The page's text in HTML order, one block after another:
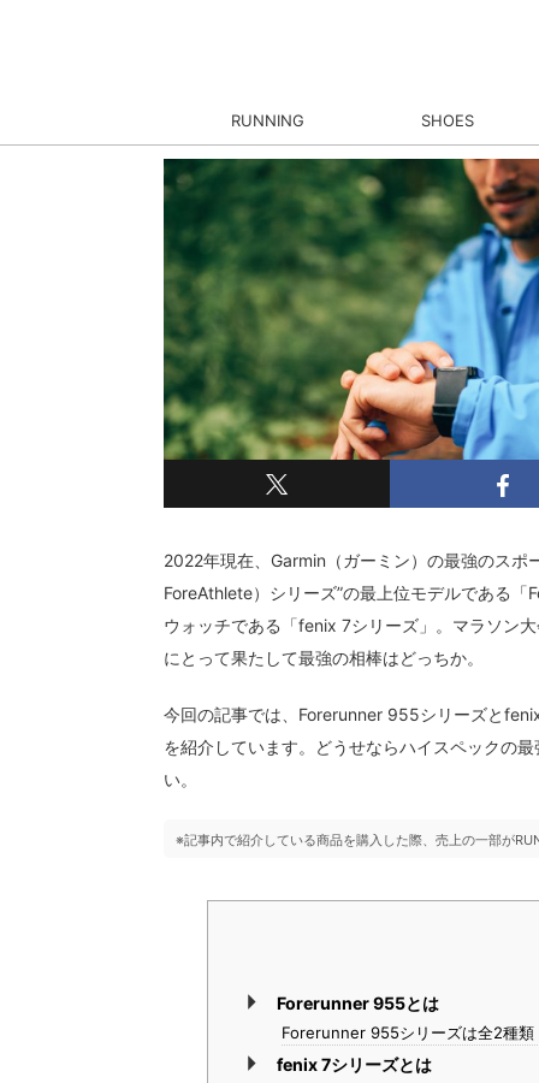
RUNNING SHOES
2022年現在、Garmin（ガーミン）の最強のスポ
ForeAthlete）シリーズ”の最上位モデルである
ウォッチである「fenix 7シリーズ」。マラソン
にとって果たして最強の相棒はどっちか。
今回の記事では、Forerunner 955シリーズと
を紹介しています。どうせならハイスペックの
い。
※記事内で紹介している商品を購入した際、売上の一部が
Forerunner 955とは
Forerunner 955シリーズは全2種類
fenix 7シリーズとは